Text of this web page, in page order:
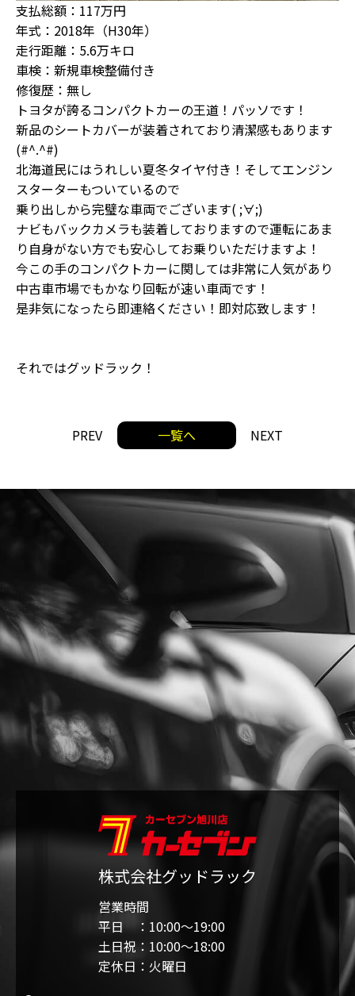
支払総額：117万円
年式：2018年（H30年）
走行距離：5.6万キロ
車検：新規車検整備付き
修復歴：無し
トヨタが誇るコンパクトカーの王道！パッソです！
新品のシートカバーが装着されており清潔感もあります
(#^.^#)
北海道民にはうれしい夏冬タイヤ付き！そしてエンジン
スターターもついているので
乗り出しから完璧な車両でございます( ;∀;)
ナビもバックカメラも装着しておりますので運転にあま
り自身がない方でも安心してお乗りいただけますよ！
今この手のコンパクトカーに関しては非常に人気があり
中古車市場でもかなり回転が速い車両です！
是非気になったら即連絡ください！即対応致します！
それではグッドラック！
PREV 一覧へ NEXT
株式会社グッドラック
営業時間
平日 ：10:00〜19:00
土日祝：10:00〜18:00
定休日：火曜日